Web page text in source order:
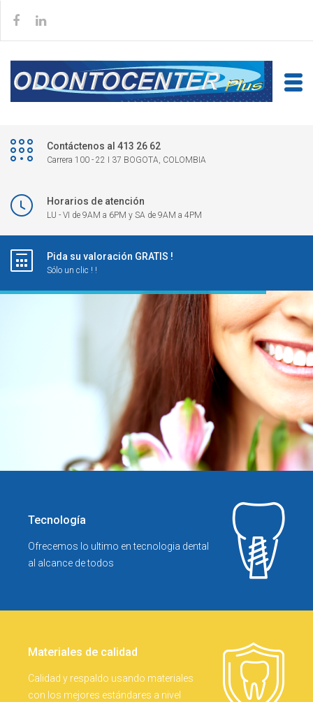
Contáctenos al 413 26 62
Carrera 100 - 22 I 37 BOGOTA, COLOMBIA
Horarios de atención
LU - VI de 9AM a 6PM y SA de 9AM a 4PM
Pida su valoración GRATIS !
Sólo un clic ! !
Tecnología
Ofrecemos lo ultimo en tecnologia dental
al alcance de todos
Materiales de calidad
Calidad y respaldo usando materiales
con los mejores estándares a nivel